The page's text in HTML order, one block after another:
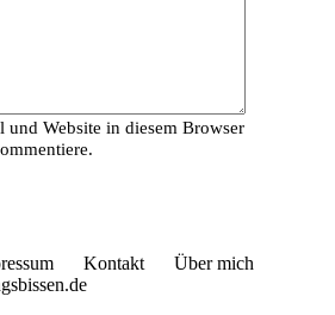
und Website in diesem Browser
Kontakt
Über mich